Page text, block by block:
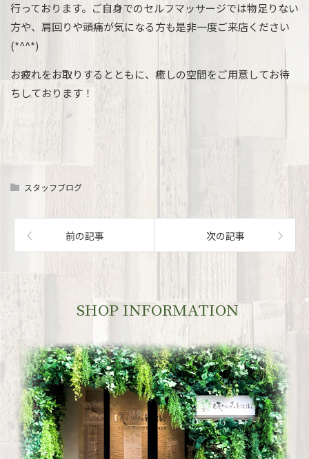
行っております。ご自身でのセルフマッサージでは物足りない
方や、肩回りや頭痛が気になる方も是非一度ご来店ください
(*^^*)
お疲れをお取りするとともに、癒しの空間をご用意してお待
ちしております！
スタッフブログ
前の記事 次の記事
SHOP INFORMATION